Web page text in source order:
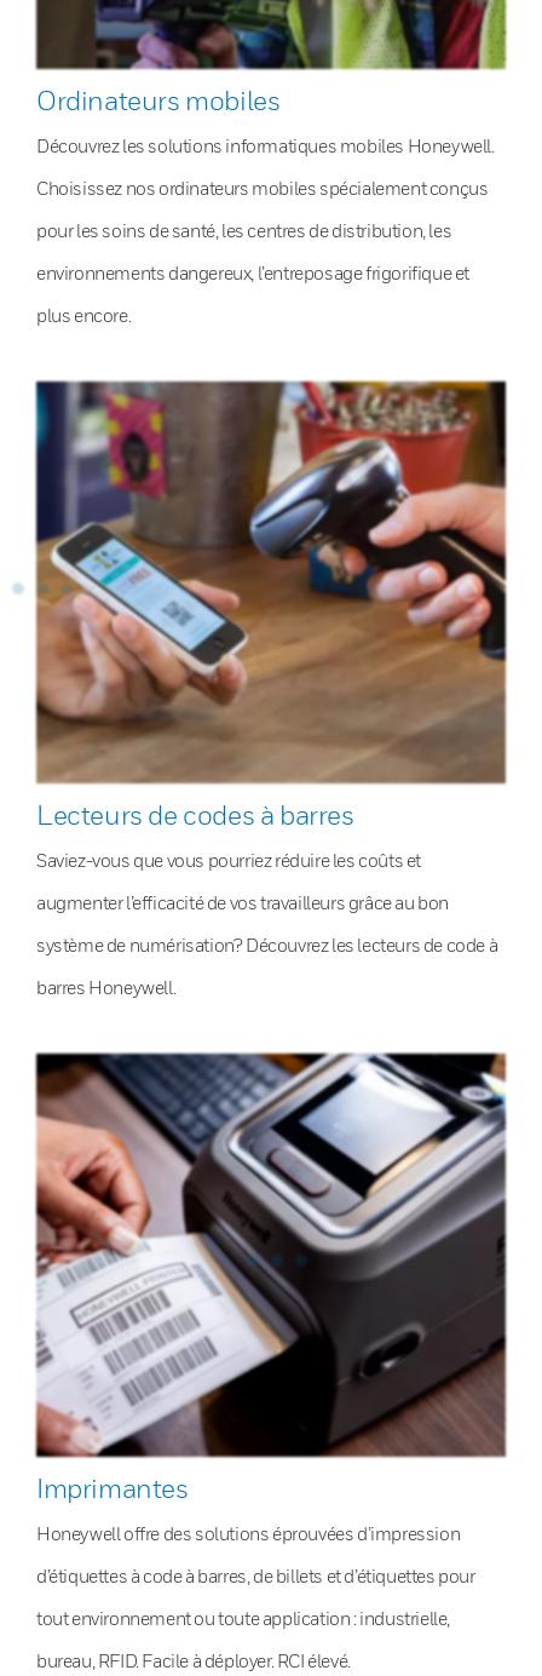
Ordinateurs mobiles
Découvrez les solutions informatiques mobiles Honeywell.
Choisissez nos ordinateurs mobiles spécialement conçus
pour les soins de santé, les centres de distribution, les
environnements dangereux, l’entreposage frigorifique et
plus encore.
Lecteurs de codes à barres
Saviez-vous que vous pourriez réduire les coûts et
augmenter l’efficacité de vos travailleurs grâce au bon
système de numérisation? Découvrez les lecteurs de code à
barres Honeywell.
Imprimantes
Honeywell offre des solutions éprouvées d’impression
d’étiquettes à code à barres, de billets et d’étiquettes pour
tout environnement ou toute application : industrielle,
bureau, RFID. Facile à déployer. RCI élevé.